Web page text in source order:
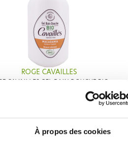
À propos des cookies
ROGE CAVAILLES
CAVAILLES GEL BAIN DOUCHE BIO
AÑADIR A LA CESTA